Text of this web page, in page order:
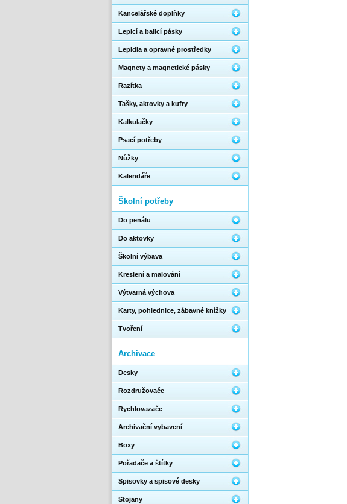
Kancelářské doplňky
Lepicí a balicí pásky
Lepidla a opravné prostředky
Magnety a magnetické pásky
Razítka
Tašky, aktovky a kufry
Kalkulačky
Psací potřeby
Nůžky
Kalendáře
Školní potřeby
Do penálu
Do aktovky
Školní výbava
Kreslení a malování
Výtvarná výchova
Karty, pohlednice, zábavné knížky
Tvoření
Archivace
Desky
Rozdružovače
Rychlovazače
Archivační vybavení
Boxy
Pořadače a štítky
Spisovky a spisové desky
Stojany